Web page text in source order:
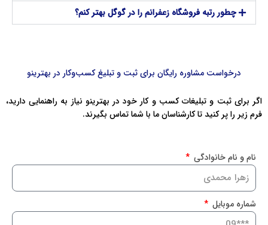
چطور رتبه فروشگاه زعفرانم را در گوگل بهتر کنم؟
درخواست مشاوره رایگان برای ثبت و تبلیغ کسب‌وکار در بهترینو
اگر برای ثبت و تبلیغات کسب و کار خود در بهترینو نیاز به راهنمایی دارید،
فرم زیر را پر کنید تا کارشناسان ما با شما تماس بگیرند.
نام و نام خانوادگی
شماره موبایل